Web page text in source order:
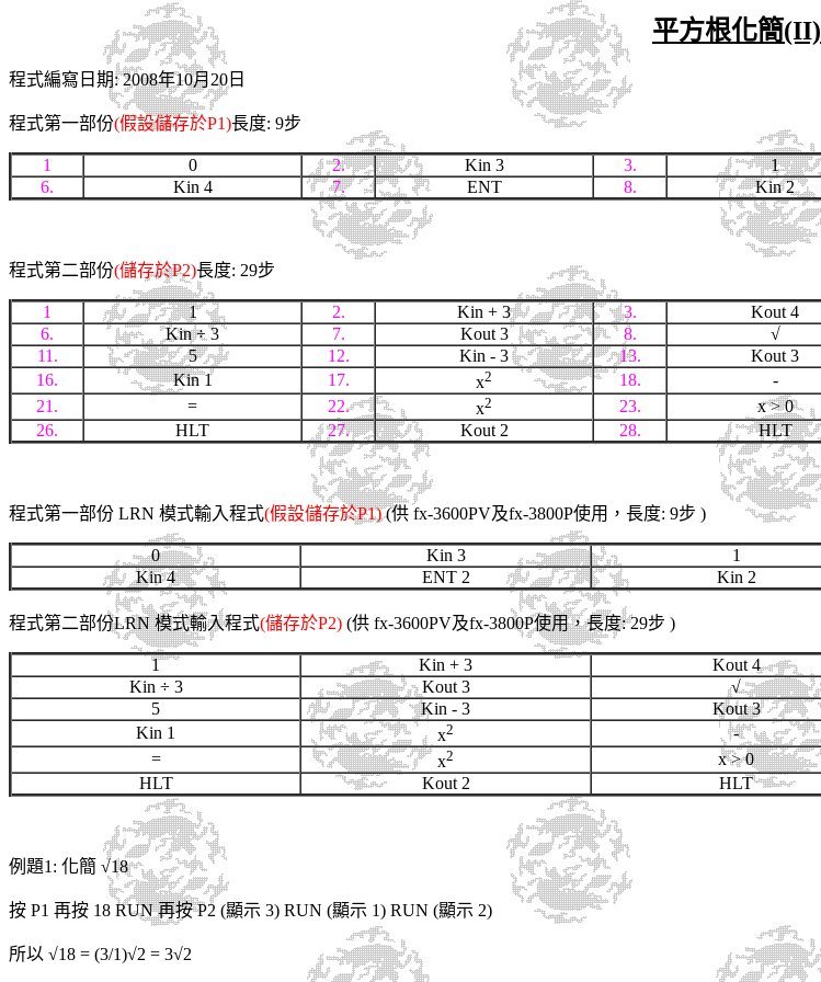
平方根化簡(II)
程式編寫日期: 2008年10月20日
程式第一部份(假設儲存於P1)長度: 9步
1 0 2. Kin 3 3. 1
6.
Kin 4 7. ENT 8. Kin 2
程式第二部份(儲存於P2)長度: 29步
1 1 2. Kin + 3 3. Kout 4
6.
Kin ÷ 3 7. Kout 3 8. √
11.
5 12. Kin - 3 13. Kout 3
16.
Kin 1 17. x2 18. -
21.
= 22. x2 23. x > 0
26.
HLT 27. Kout 2 28. HLT
程式第一部份 LRN 模式輸入程式(假設儲存於P1)(供 fx-3600PV及fx-3800P使用，長度: 9步 )
0 Kin 3 1
Kin 4
ENT 2 Kin 2
程式第二部份LRN 模式輸入程式(儲存於P2) (供 fx-3600PV及fx-3800P使用，長度: 29步 )
1 Kin + 3 Kout 4
Kin ÷ 3
Kout 3 √
5
Kin - 3 Kout 3
Kin 1
x2 -
=
x2 x > 0
HLT
Kout 2 HLT
例題1: 化簡 √18
按 P1 再按 18 RUN 再按 P2 (顯示 3) RUN (顯示 1) RUN (顯示 2)
所以 √18 = (3/1)√2 = 3√2